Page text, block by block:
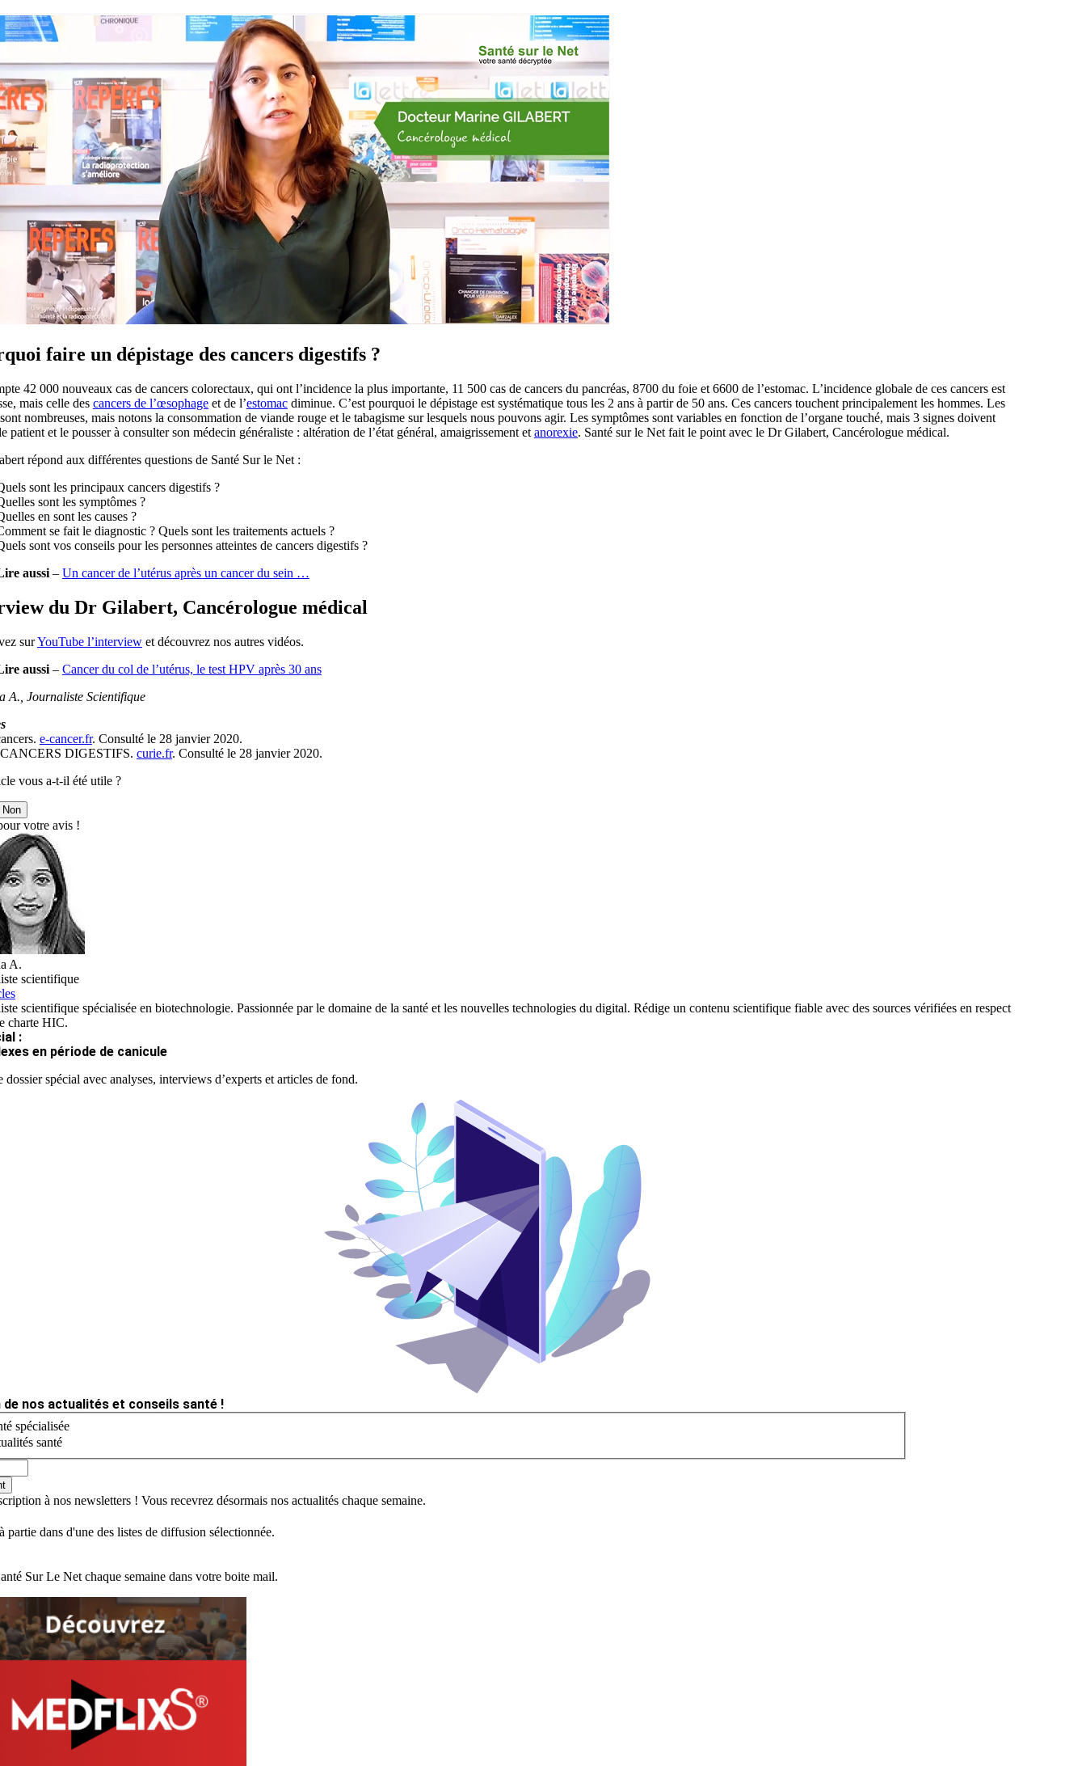
faire un dépistage des cancers digestifs ?
42 000 nouveaux cas de cancers colorectaux, qui ont l’incidence la plus importante, 11 500 cas de cancers du pancréas, 8700 du foie et 6600 de l’estomac. L’incidence globale de ces cancers est
mais celle des cancers de l’œsophageet de l’estomacdiminue. C’est pourquoi le dépistage est systématique tous les 2 ans à partir de 50 ans. Ces cancers touchent principalement les hommes. Les
nombreuses, mais notons la consommation de viande rouge et le tabagisme sur lesquels nous pouvons agir. Les symptômes sont variables en fonction de l’organe touché, mais 3 signes doivent
patient et le pousser à consulter son médecin généraliste : altération de l’état général, amaigrissement et anorexie. Santé sur le Net fait le point avec le Dr Gilabert, Cancérologue médical.
répond aux différentes questions de Santé Sur le Net :
sont les principaux cancers digestifs ?
sont les symptômes ?
en sont les causes ?
se fait le diagnostic ? Quels sont les traitements actuels ?
sont vos conseils pour les personnes atteintes de cancers digestifs ?
aussi– Un cancer de l’utérus après un cancer du sein …
du Dr Gilabert, Cancérologue médical
surYouTube l’interviewet découvrez nos autres vidéos.
aussi– Cancer du col de l’utérus, le test HPV après 30 ans
A., Journaliste Scientifique
e-cancer.fr. Consulté le 28 janvier 2020.
DIGESTIFS. curie.fr. Consulté le 28 janvier 2020.
vous a-t-il été utile ?
Non
votre avis !
A.
scientifique
scientifique spécialisée en biotechnologie. Passionnée par le domaine de la santé et les nouvelles technologies du digital. Rédige un contenu scientifique fiable avec des sources vérifiées en respect
charte HIC.
:
en période de canicule
dossier spécial avec analyses, interviews d’experts et articles de fond.
de nos actualités et conseils santé !
spécialisée
santé
à nos newsletters ! Vous recevrez désormais nos actualités chaque semaine.
partie dans d'une des listes de diffusion sélectionnée.
Sur Le Net chaque semaine dans votre boite mail.